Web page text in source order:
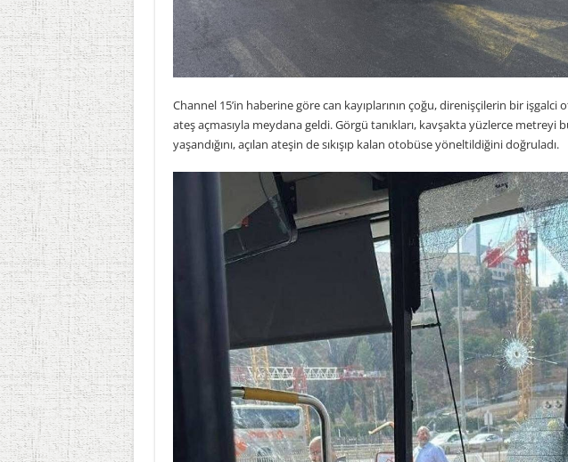
Channel 15’in haberine göre can kayıplarının çoğu, direnişçilerin bir
ateş açmasıyla meydana geldi. Görgü tanıkları, kavşakta yüzlerce metreyi
yaşandığını, açılan ateşin de sıkışıp kalan otobüse yöneltildiğini doğruladı.